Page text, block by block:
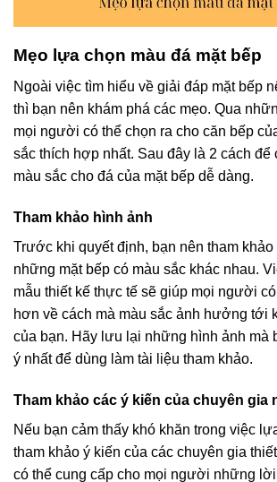
Mẹo lựa chọn màu đá mặt bếp
Ngoài việc tìm hiểu về giải đáp mặt bếp
thì bạn nên khám phá các mẹo. Qua
mọi người có thể chọn ra cho căn bếp
sắc thích hợp nhất. Sau đây là 2 cách
màu sắc cho đá của mặt bếp dễ dàng.
Tham khảo hình ảnh
Trước khi quyết định, bạn nên tham khảo
những mặt bếp có màu sắc khác nhau.
mẫu thiết kế thực tế sẽ giúp mọi người
hơn về cách mà màu sắc ảnh hưởng tới
của bạn. Hãy lưu lại những hình ảnh mà
ý nhất để dùng làm tài liệu tham khảo.
Tham khảo các ý kiến của chuyên gia
Nếu bạn cảm thấy khó khăn trong việc
tham khảo ý kiến của các chuyên gia
có thể cung cấp cho mọi người những